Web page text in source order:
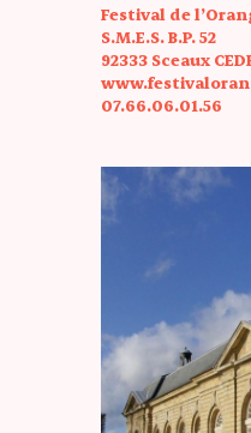
Festival de
S.M.E.S. B.P. 52
92333 Sceaux
07.66.06.01.56